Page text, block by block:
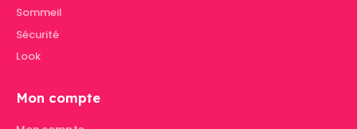
Sommeil
Sécurité
Look
Mon compte